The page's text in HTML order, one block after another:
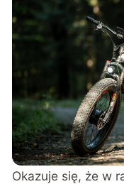
Okazuje się, że w